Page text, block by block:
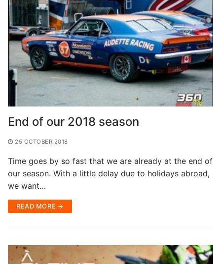
End of our 2018 season
25 OCTOBER 2018
Time goes by so fast that we are already at the end of
our season. With a little delay due to holidays abroad,
we want…
READ MORE →